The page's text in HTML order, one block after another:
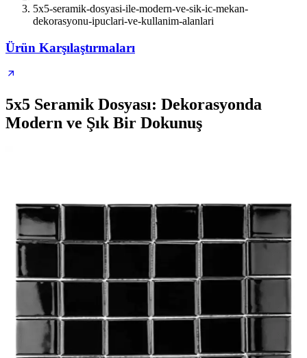
5x5-seramik-dosyasi-ile-modern-ve-sik-ic-mekan-
dekorasyonu-ipuclari-ve-kullanim-alanlari
Ürün Karşılaştırmaları
5x5 Seramik Dosyası: Dekorasyonda
Modern ve Şık Bir Dokunuş